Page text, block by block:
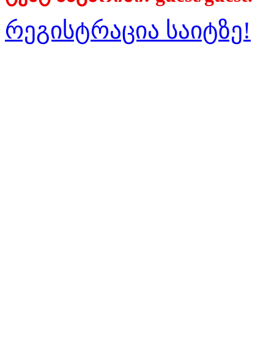
რეგისტრაცია საიტზე!